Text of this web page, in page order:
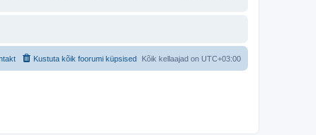
Kõik kellaajad on UTC+03:00
Kustuta kõik foorumi küpsised